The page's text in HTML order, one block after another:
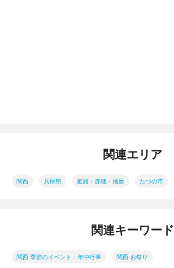
関連エリア
関西 兵庫県 姫路・赤穂・播磨 たつの市
関連キーワード
関西 季節のイベント・年中行事 関西 お祭り